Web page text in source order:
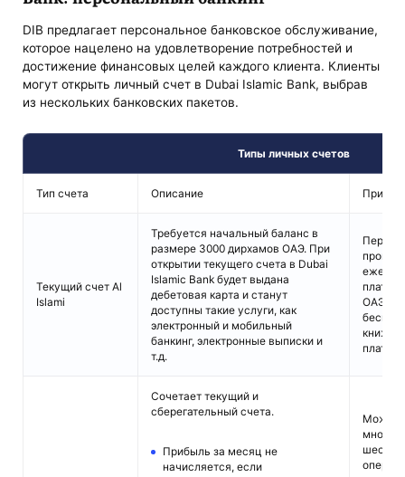
DIB предлагает персональное банковское обслуживание,
которое нацелено на удовлетворение потребностей и
достижение финансовых целей каждого клиента. Клиенты
могут открыть личный счет в Dubai Islamic Bank, выбрав
из нескольких банковских пакетов.
Типы личных счетов
Тип счета Описание
Текущий счет Al
Islami
Требуется начальный баланс в
размере 3000 дирхамов ОАЭ. При
открытии текущего счета в Dubai
Islamic Bank будет выдана
дебетовая карта и станут
доступны такие услуги, как
электронный и мобильный
банкинг, электронные выписки и
т.д.
Первые
плата
ОАЭ за
плата.
Сочетает текущий и
сберегательный счета.
Прибыль за месяц не
начисляется, если
Можно
шести